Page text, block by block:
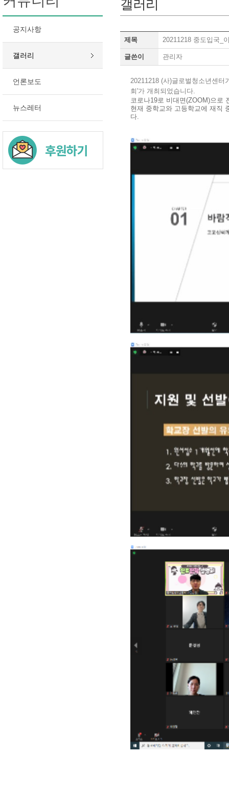
공지사항
갤러리
언론보도
뉴스레터
갤러리
제목 20211218 중도입국_
글쓴이 관리자
20211218 (사)글로벌청소년센
회'가 개최되었습니다.
코로나19로 비대면(ZOOM)으로
현재 중학교와 고등학교에 재직
다.